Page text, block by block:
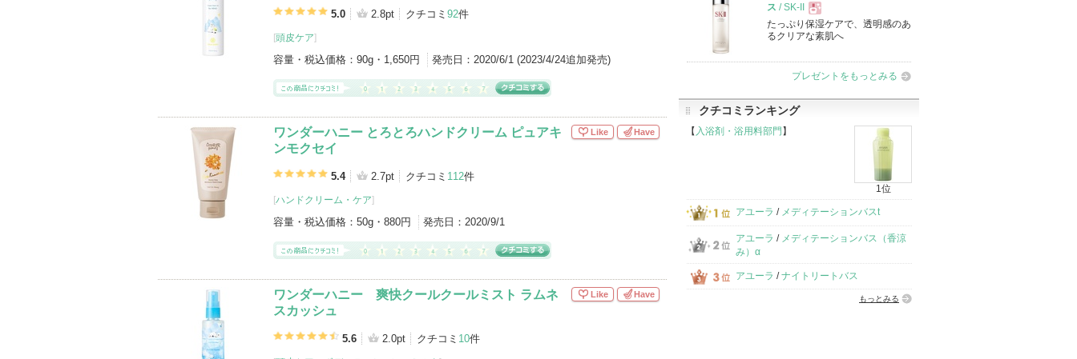
5.0 2.8pt クチコミ 92件
[頭皮ケア]
容量・税込価格： 90g・1,650円 発売日： 2020/6/1 (2023/4/24追加発売)
ワンダーハニー とろとろハンドクリーム ピュアキ
ンモクセイ
5.4 2.7pt クチコミ 112件
[ハンドクリーム・ケア]
容量・税込価格： 50g・880円 発売日： 2020/9/1
Like Have
ワンダーハニー 爽快クールクールミスト ラムネ
スカッシュ
5.6 2.0pt クチコミ 10件
Like Have
ス / SK-II
現
品
たっぷり保湿ケアで、透明感のあ
るクリアな素肌へ
プレゼントをもっとみる
クチコミランキング
【 入浴剤・浴用料部門 】
1位
アユーラ / メディテーションバスt
アユーラ / メディテーションバス（香涼
み）α
アユーラ /ナイトリートバス
もっとみる